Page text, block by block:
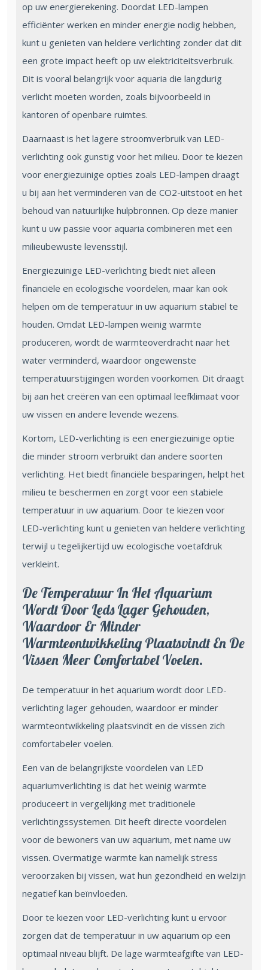
op uw energierekening. Doordat LED-lampen
efficiënter werken en minder energie nodig hebben,
kunt u genieten van heldere verlichting zonder dat dit
een grote impact heeft op uw elektriciteitsverbruik.
Dit is vooral belangrijk voor aquaria die langdurig
verlicht moeten worden, zoals bijvoorbeeld in
kantoren of openbare ruimtes.
Daarnaast is het lagere stroomverbruik van LED-
verlichting ook gunstig voor het milieu. Door te kiezen
voor energiezuinige opties zoals LED-lampen draagt
u bij aan het verminderen van de CO2-uitstoot en het
behoud van natuurlijke hulpbronnen. Op deze manier
kunt u uw passie voor aquaria combineren met een
milieubewuste levensstijl.
Energiezuinige LED-verlichting biedt niet alleen
financiële en ecologische voordelen, maar kan ook
helpen om de temperatuur in uw aquarium stabiel te
houden. Omdat LED-lampen weinig warmte
produceren, wordt de warmteoverdracht naar het
water verminderd, waardoor ongewenste
temperatuurstijgingen worden voorkomen. Dit draagt
bij aan het creëren van een optimaal leefklimaat voor
uw vissen en andere levende wezens.
Kortom, LED-verlichting is een energiezuinige optie
die minder stroom verbruikt dan andere soorten
verlichting. Het biedt financiële besparingen, helpt het
milieu te beschermen en zorgt voor een stabiele
temperatuur in uw aquarium. Door te kiezen voor
LED-verlichting kunt u genieten van heldere verlichting
terwijl u tegelijkertijd uw ecologische voetafdruk
verkleint.
De Temperatuur In Het Aquarium
Wordt Door Leds Lager Gehouden,
Waardoor Er Minder
Warmteontwikkeling Plaatsvindt En De
Vissen Meer Comfortabel Voelen.
De temperatuur in het aquarium wordt door LED-
verlichting lager gehouden, waardoor er minder
warmteontwikkeling plaatsvindt en de vissen zich
comfortabeler voelen.
Een van de belangrijkste voordelen van LED
aquariumverlichting is dat het weinig warmte
produceert in vergelijking met traditionele
verlichtingssystemen. Dit heeft directe voordelen
voor de bewoners van uw aquarium, met name uw
vissen. Overmatige warmte kan namelijk stress
veroorzaken bij vissen, wat hun gezondheid en welzijn
negatief kan beïnvloeden.
Door te kiezen voor LED-verlichting kunt u ervoor
zorgen dat de temperatuur in uw aquarium op een
optimaal niveau blijft. De lage warmteafgifte van LED-